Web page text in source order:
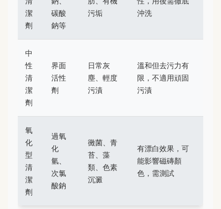
潔
劑
碳酸
鈉等
污垢
沖洗
中
性
清
潔
劑
界面
活性
劑
日常灰
塵、輕度
污漬
溫和但去污力有
限，不適用頑固
污漬
氧
化
型
清
潔
劑
過氧
化
氫、
次氯
酸鈉
黴菌、青
苔、藻
類、色素
沉澱
有漂白效果，可
能影響磁磚顏
色，需測試